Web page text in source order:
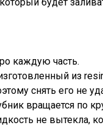
каждую часть.
из
снять его не
вращается по
не вытекла,